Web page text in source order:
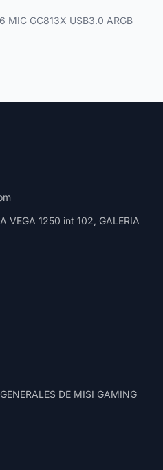
MIC GC813X USB3.0 ARGB
VEGA 1250 int 102, GALERIA
DE MISI GAMING